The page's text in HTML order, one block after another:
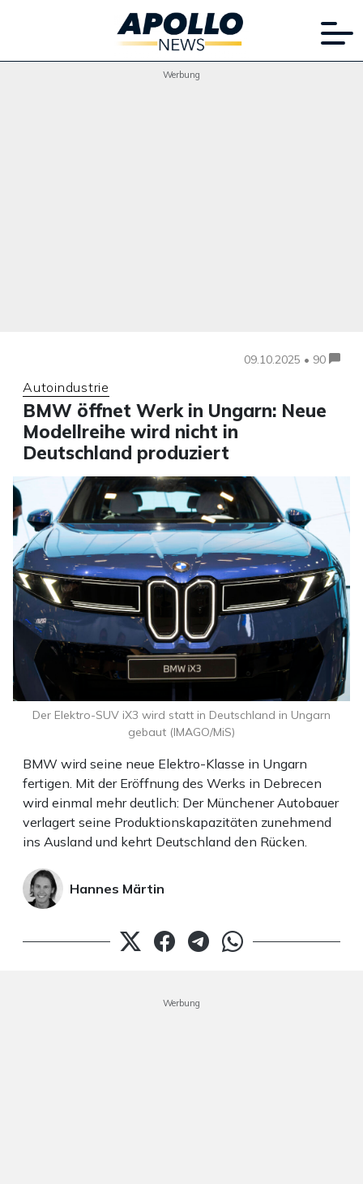
Werbung
09.10.2025 • 90
Autoindustrie
BMW öffnet Werk in Ungarn: Neue
Modellreihe wird nicht in
Deutschland produziert
BMW wird seine neue Elektro-Klasse in Ungarn
fertigen. Mit der Eröffnung des Werks in Debrecen
wird einmal mehr deutlich: Der Münchener Autobauer
verlagert seine Produktionskapazitäten zunehmend
ins Ausland und kehrt Deutschland den Rücken.
Hannes Märtin
Der Elektro-SUV iX3 wird statt in Deutschland in Ungarn
gebaut (IMAGO/MiS)
Werbung